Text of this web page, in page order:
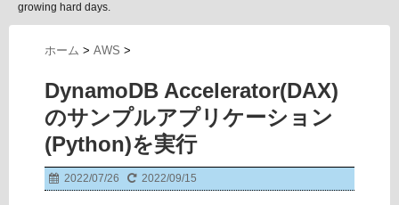
growing hard days.
ホーム > AWS >
DynamoDB Accelerator(DAX)
のサンプルアプリケーション
(Python)を実行
2022/07/26 2022/09/15